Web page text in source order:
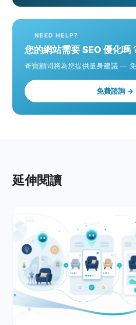
NEED HELP?
您的網站需要 SEO 優化嗎
奇寶顧問將為您提供量身建議 — 免
免費諮詢 →
延伸閱讀